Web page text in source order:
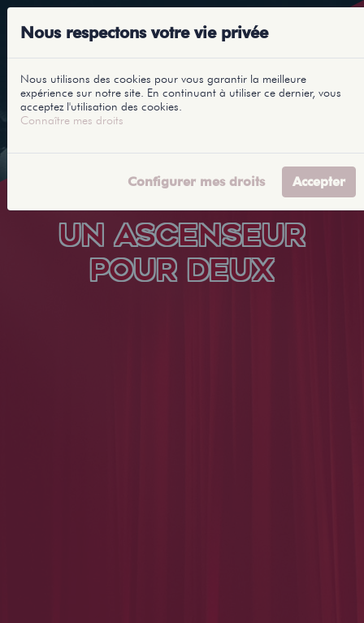
UN ASCENSEUR
POUR DEUX
Nous respectons votre vie privée
Nous utilisons des cookies pour vous garantir la meilleure
expérience sur notre site. En continuant à utiliser ce dernier, vous
acceptez l'utilisation des cookies.
Connaître mes droits
Configurer mes droits Accepter